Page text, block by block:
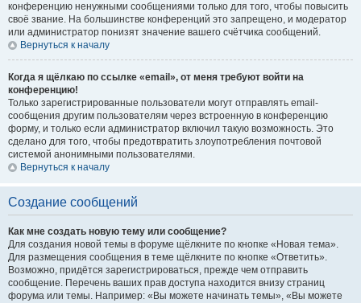
конференцию ненужными сообщениями только для того, чтобы повысить
своё звание. На большинстве конференций это запрещено, и модератор
или администратор понизят значение вашего счётчика сообщений.
Вернуться к началу
Когда я щёлкаю по ссылке «email», от меня требуют войти на
конференцию!
Только зарегистрированные пользователи могут отправлять email-
сообщения другим пользователям через встроенную в конференцию
форму, и только если администратор включил такую возможность. Это
сделано для того, чтобы предотвратить злоупотребления почтовой
системой анонимными пользователями.
Вернуться к началу
Создание сообщений
Как мне создать новую тему или сообщение?
Для создания новой темы в форуме щёлкните по кнопке «Новая тема».
Для размещения сообщения в теме щёлкните по кнопке «Ответить».
Возможно, придётся зарегистрироваться, прежде чем отправить
сообщение. Перечень ваших прав доступа находится внизу страниц
форума или темы. Например: «Вы можете начинать темы», «Вы можете